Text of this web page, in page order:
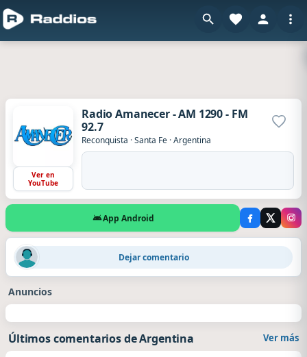
Radio Amanecer - AM 1290 - FM
92.7
Reconquista ·Santa Fe ·Argentina
Ver en
YouTube
App Android
muy buenos dias !!!rn tengan buen fin de semana. abrazos!!!
Dejar comentario
Anuncios
Últimos comentarios de Argentina Ver más